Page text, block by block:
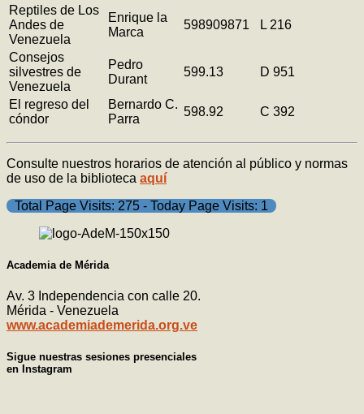
Reptiles de Los
Andes de
Venezuela
Enrique la
Marca
598909871 L 216
Consejos
silvestres de
Venezuela
Pedro
Durant
599.13 D 951
El regreso del
cóndor
Bernardo C.
Parra
598.92 C 392
Consulte nuestros horarios de atención al público y normas
de uso de la biblioteca aquí
Total Page Visits: 275 - Today Page Visits: 1
Academia de Mérida
Av. 3 Independencia con calle 20.
Mérida - Venezuela
www.academiademerida.org.ve
Sigue nuestras sesiones presenciales
en Instagram